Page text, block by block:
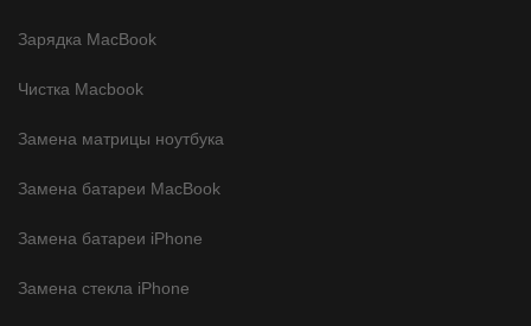
Зарядка MacBook
Чистка Macbook
Замена матрицы ноутбука
Замена батареи MacBook
Замена батареи iPhone
Замена стекла iPhone